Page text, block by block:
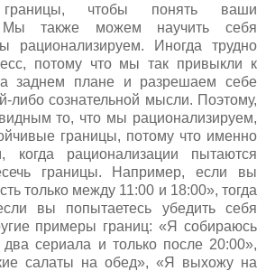
чтобы понять ваши
Мы также можем научить себя
рационализируем. Иногда трудно
потому что мы так привыкли к
заднем плане и разрешаем себе
либо сознательной мысли. Поэтому,
то, что мы рационализируем,
границы, потому что именно
рационализации пытаются
границы. Например, если вы
только между 11:00 и 18:00», тогда
вы попытаетесь убедить себя
примеры границ: «Я собираюсь
два сериала и только после 20:00»,
салаты на обед», «Я выхожу на